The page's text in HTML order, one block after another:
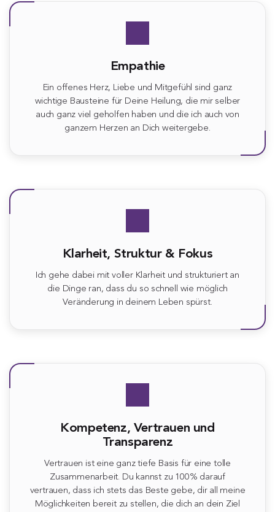
Empathie
Ein offenes Herz, Liebe und Mitgefühl sind ganz
wichtige Bausteine für Deine Heilung, die mir selber
auch ganz viel geholfen haben und die ich auch von
ganzem Herzen an Dich weitergebe.
Klarheit, Struktur & Fokus
Ich gehe dabei mit voller Klarheit und strukturiert an
die Dinge ran, dass du so schnell wie möglich
Veränderung in deinem Leben spürst.
Kompetenz, Vertrauen und
Transparenz
Vertrauen ist eine ganz tiefe Basis für eine tolle
Zusammenarbeit. Du kannst zu 100% darauf
vertrauen, dass ich stets das Beste gebe, dir all meine
Möglichkeiten bereit zu stellen, die dich an dein Ziel